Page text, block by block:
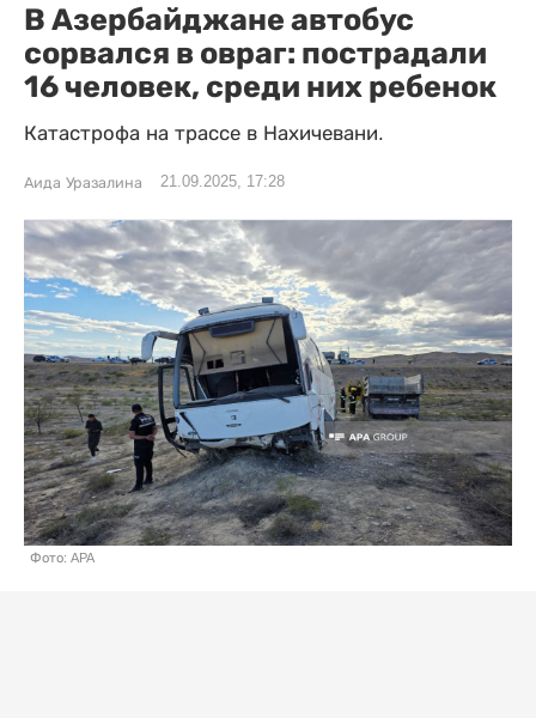
В Азербайджане автобус
сорвался в овраг: пострадали
16 человек, среди них ребенок
Катастрофа на трассе в Нахичевани.
Аида Уразалина 21.09.2025, 17:28
Фото: APA